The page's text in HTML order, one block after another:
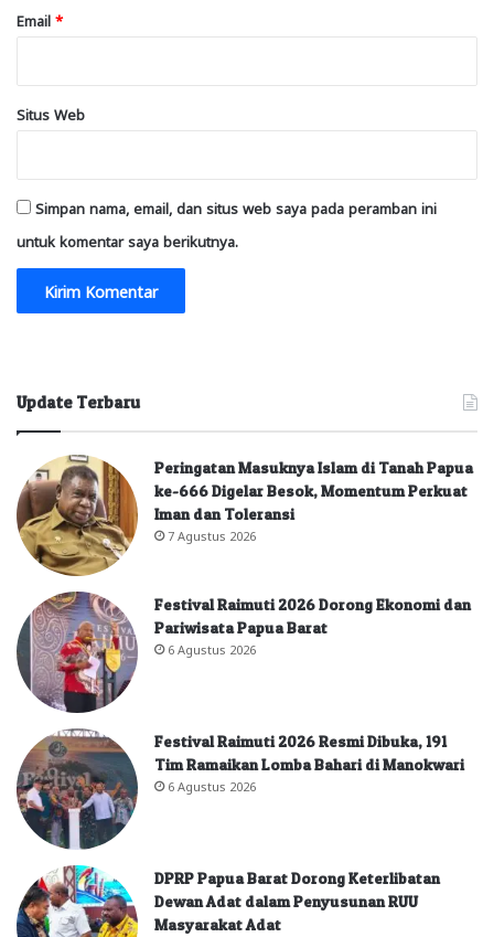
Email *
Situs Web
Simpan nama, email, dan situs web saya pada peramban ini
untuk komentar saya berikutnya.
Update Terbaru
Peringatan Masuknya Islam di Tanah Papua
ke-666 Digelar Besok, Momentum Perkuat
Iman dan Toleransi
7 Agustus 2026
Festival Raimuti 2026 Dorong Ekonomi dan
Pariwisata Papua Barat
6 Agustus 2026
Festival Raimuti 2026 Resmi Dibuka, 191
Tim Ramaikan Lomba Bahari di Manokwari
6 Agustus 2026
DPRP Papua Barat Dorong Keterlibatan
Dewan Adat dalam Penyusunan RUU
Masyarakat Adat